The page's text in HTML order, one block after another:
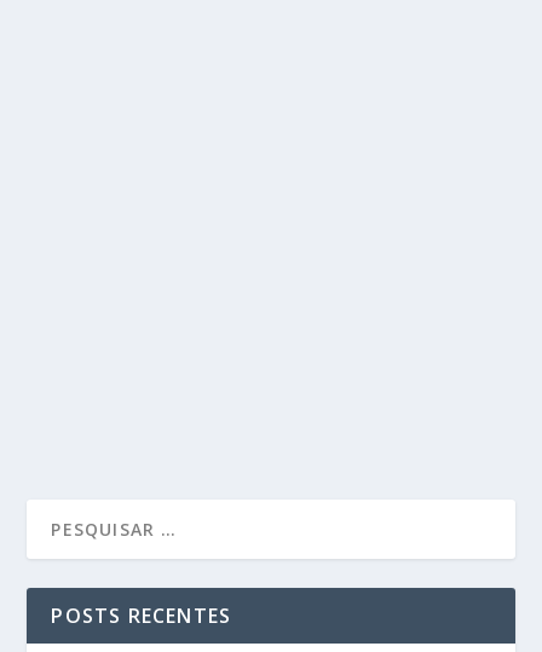
POSTS RECENTES